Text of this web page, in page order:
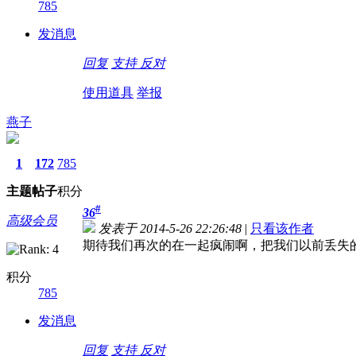
785
发消息
回复 支持 反对
使用道具 举报
燕子
1
主题
172
帖子
785
积分
高级会员
积分
785
发消息
36#
发表于 2014-5-26 22:26:48 | 只看该作者
期待我们再次的在一起疯闹啊，把我们以前丢失
回复 支持 反对